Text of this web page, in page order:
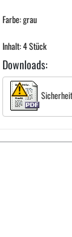
Farbe: grau
Inhalt: 4 Stück
Downloads: